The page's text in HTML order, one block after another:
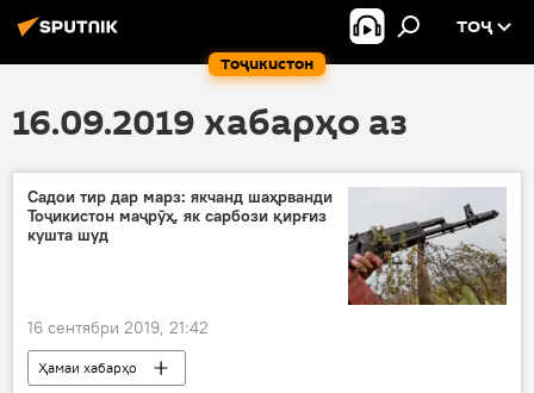
Тоҷикистон
ТОҶ
16.09.2019 хабарҳо аз
Садои тир дар марз: якчанд шаҳрванди
Тоҷикистон маҷрӯҳ, як сарбози қирғиз
кушта шуд
16 сентябри 2019, 21:42
Ҳамаи хабарҳо